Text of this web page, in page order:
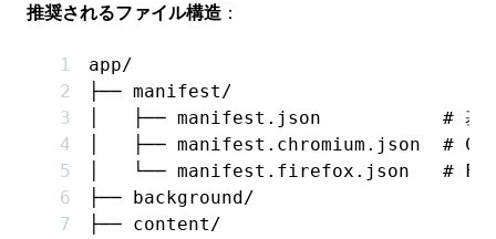
推奨されるファイル構造 ：
app/
├── manifest/
│   ├── manifest.json           # 基本
│   ├── manifest.chromium.json  #
│   └── manifest.firefox.json   #
├── background/
├── content/